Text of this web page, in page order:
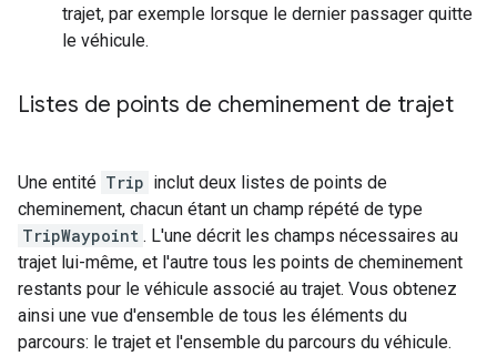
trajet, par exemple lorsque le dernier passager quitte
le véhicule.
Listes de points de cheminement de trajet
Une entité Trip inclut deux listes de points de
cheminement, chacun étant un champ répété de type
TripWaypoint . L'une décrit les champs nécessaires au
trajet lui-même, et l'autre tous les points de cheminement
restants pour le véhicule associé au trajet. Vous obtenez
ainsi une vue d'ensemble de tous les éléments du
parcours: le trajet et l'ensemble du parcours du véhicule.